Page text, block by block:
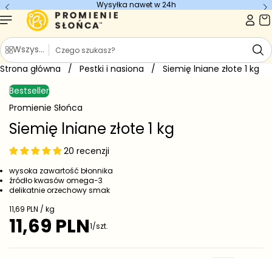
treści
Wysyłka nawet w 24h
Wszystkie kategorie
S
z
u
a
j
Strona główna / Pestki i nasiona / Siemię lniane złote 1 kg
Przejdź do
o
produkcie
Bestseller
Promienie Słońca
Siemię lniane złote 1 kg
20 recenzji
wysoka zawartość błonnika
źródło kwasów omega-3
delikatnie orzechowy smak
C
e
j
11,69 PLN / kg
C
n
11,69 PLN1/szt.